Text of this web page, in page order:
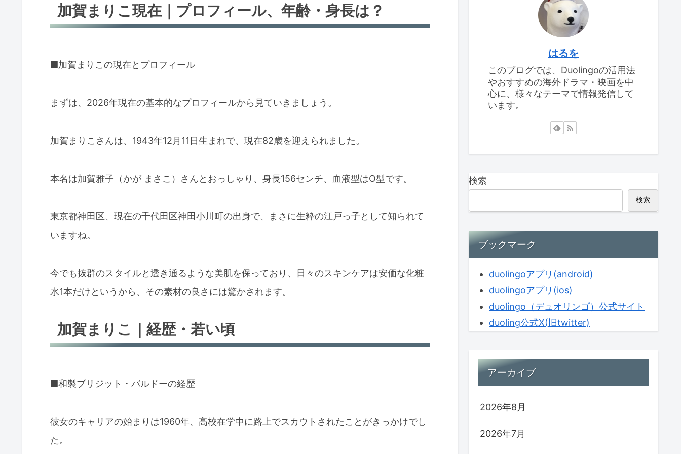
加賀まりこ現在｜プロフィール、年齢・身長は？
■加賀まりこの現在とプロフィール
まずは、2026年現在の基本的なプロフィールから見ていきましょう。
加賀まりこさんは、1943年12月11日生まれで、現在82歳を迎えられました。
本名は加賀雅子（かが まさこ）さんとおっしゃり、身長156センチ、血液型はO型です。
東京都神田区、現在の千代田区神田小川町の出身で、まさに生粋の江戸っ子として知られて
いますね。
今でも抜群のスタイルと透き通るような美肌を保っており、日々のスキンケアは安価な化粧
水1本だけというから、その素材の良さには驚かされます。
加賀まりこ｜経歴・若い頃
■和製ブリジット・バルドーの経歴
彼女のキャリアの始まりは1960年、高校在学中に路上でスカウトされたことがきっかけでし
た。
はるを
このブログでは、Duolingoの活用法
やおすすめの海外ドラマ・映画を中
心に、様々なテーマで情報発信して
います。
検索
検索
ブックマーク
duolingoアプリ(android)
duolingoアプリ(ios)
duolingo（デュオリンゴ）公式サイト
duoling公式X(旧twitter)
アーカイブ
2026年8月
2026年7月